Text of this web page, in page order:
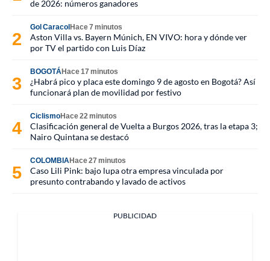
de 2026: números ganadores
Gol CaracolHace 7 minutos
Aston Villa vs. Bayern Múnich, EN VIVO: hora y dónde ver
por TV el partido con Luis Díaz
BOGOTÁHace 17 minutos
¿Habrá pico y placa este domingo 9 de agosto en Bogotá? Así
funcionará plan de movilidad por festivo
CiclismoHace 22 minutos
Clasificación general de Vuelta a Burgos 2026, tras la etapa 3;
Nairo Quintana se destacó
COLOMBIAHace 27 minutos
Caso Lili Pink: bajo lupa otra empresa vinculada por
presunto contrabando y lavado de activos
PUBLICIDAD